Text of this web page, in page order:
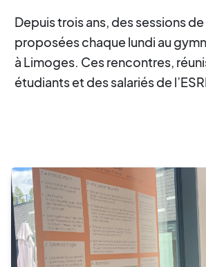
Depuis trois ans, des sessions
proposées chaque lundi au
à Limoges. Ces rencontres,
étudiants et des salariés de